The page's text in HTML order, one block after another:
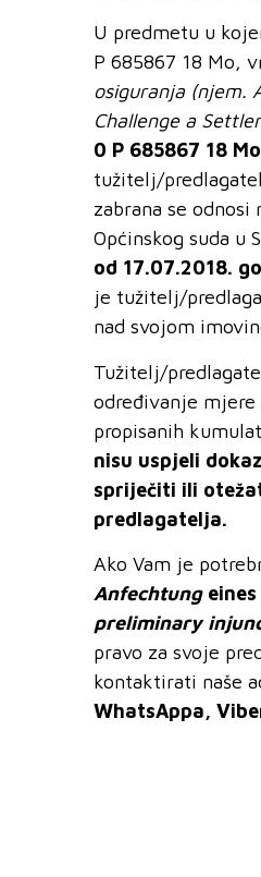
U predmetu u
P 685867 18 Mo,
osiguranja(njem.
Challenge a
0 P 685867 18
tužitelj/
zabrana se
Općinskog suda u
od 17.07.2018.
je tužitelj/
nad svojom
Tužitelj/
određivanje
propisanih
nisu uspjeli
spriječiti ili
predlagatelja.
Ako Vam je
Anfechtung eines
preliminary
pravo za svoje
kontaktirati naše
WhatsAppa,